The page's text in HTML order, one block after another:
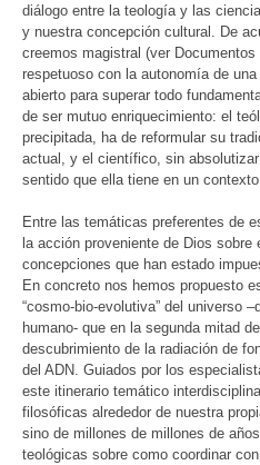
diálogo entre la teología y las
y nuestra concepción cultural. De
creemos magistral (ver
respetuoso con la autonomía de
abierto para superar todo
de ser mutuo enriquecimiento: el
precipitada, ha de reformular su
actual, y el científico, sin
sentido que ella tiene en un
Entre las temáticas preferentes de
la acción proveniente de Dios
concepciones que han estado
En concreto nos hemos propuesto
“cosmo-bio-evolutiva” del universo
humano- que en la segunda mitad
descubrimiento de la radiación de
del ADN. Guiados por los
este itinerario temático
filosóficas alrededor de nuestra
sino de millones de millones de
teológicas sobre como coordinar